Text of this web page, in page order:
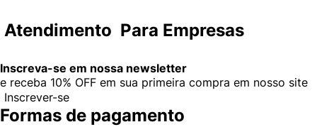
Atendimento Para Empresas
Inscreva-se em nossa newsletter
e receba 10% OFF em sua primeira compra em nosso site
Inscrever-se
Formas de pagamento